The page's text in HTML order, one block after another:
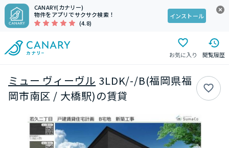
CANARY(カナリー)
物件をアプリでサクサク検索！
(4.8)
インストール
お気に入り 閲覧履歴
ミュー ヴィーヴル 3LDK/-/B(福岡県福
岡市南区 / 大橋駅)の賃貸